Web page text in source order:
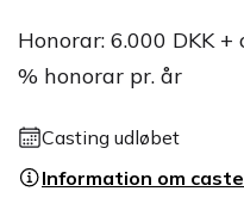
Honorar: 6.000 DKK
% honorar pr. år
Casting udløbet
Information om